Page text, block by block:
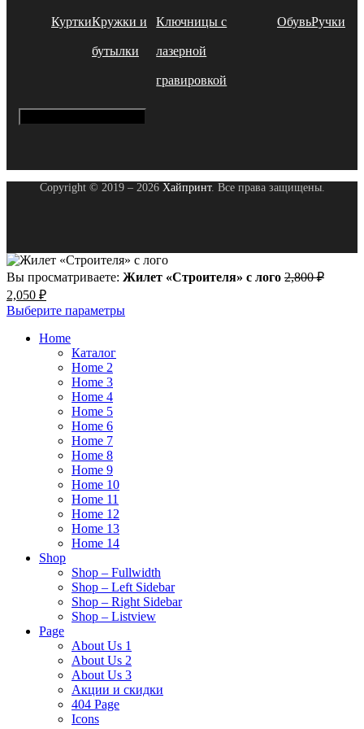
КурткиКружки и
бутылки
Ключницы с
лазерной
гравировкой
ОбувьРучки
Copyright © 2019 – 2026 Хайпринт. Все права защищены.
Вы просматриваете: Жилет «Строителя» с лого 2,800₽
Первоначальная
цена
составляла
2,800 ₽.
2,050 ₽Текущая
цена:
Выберите параметры
Home
Каталог
Home 2
Home 3
Home 4
Home 5
Home 6
Home 7
Home 8
Home 9
Home 10
Home 11
Home 12
Home 13
Home 14
Shop
Shop – Fullwidth
Shop – Left Sidebar
Shop – Right Sidebar
Shop – Listview
Page
About Us 1
About Us 2
About Us 3
Акции и скидки
404 Page
Icons